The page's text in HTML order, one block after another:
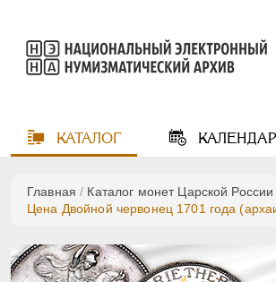
КАТАЛОГ
Главная / Каталог монет Царской России
Цена Двойной червонец 1701 года